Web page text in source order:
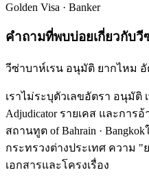
Golden Visa · Banker
คำถามที่พบบ่อยเกี่ยวกับวี
วีซ่าบาห์เรน อนุมัติ ยากไหม อั
เราไม่ระบุตัวเลขอัตรา อนุมัติ
Adjudicator รายเคส และการ
สถานทูต of Bahrain ·
กระทรวงต่างประเทศ ความ "
เอกสารและโครงเรื่อง